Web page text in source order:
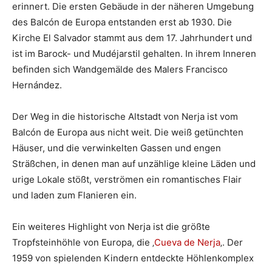
erinnert. Die ersten Gebäude in der näheren Umgebung
des Balcón de Europa entstanden erst ab 1930. Die
Kirche El Salvador stammt aus dem 17. Jahrhundert und
ist im Barock- und Mudéjarstil gehalten. In ihrem Inneren
befinden sich Wandgemälde des Malers Francisco
Hernández.
Der Weg in die historische Altstadt von Nerja ist vom
Balcón de Europa aus nicht weit. Die weiß getünchten
Häuser, und die verwinkelten Gassen und engen
Sträßchen, in denen man auf unzählige kleine Läden und
urige Lokale stößt, verströmen ein romantisches Flair
und laden zum Flanieren ein.
Ein weiteres Highlight von Nerja ist die größte
Tropfsteinhöhle von Europa, die ‚Cueva de Nerja‚. Der
1959 von spielenden Kindern entdeckte Höhlenkomplex